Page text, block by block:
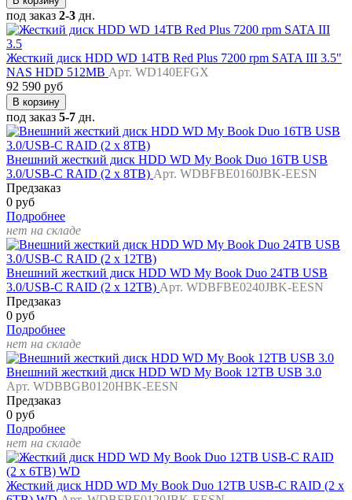
под заказ 2-3 дн.
Жесткий диск HDD WD 14TB Red Plus 7200 rpm SATA III 3.5"
NAS HDD 512MB Арт. WD140EFGX
92 590 руб
В корзину
под заказ 5-7 дн.
Внешний жесткий диск HDD WD My Book Duo 16TB USB
3.0/USB-C RAID (2 x 8TB) Арт. WDBFBE0160JBK-EESN
Предзаказ
0 руб
Подробнее
нет на складе
Внешний жесткий диск HDD WD My Book Duo 24TB USB
3.0/USB-C RAID (2 x 12TB) Арт. WDBFBE0240JBK-EESN
Предзаказ
0 руб
Подробнее
нет на складе
Внешний жесткий диск HDD WD My Book 12TB USB 3.0
Арт. WDBBGB0120HBK-EESN
Предзаказ
0 руб
Подробнее
нет на складе
Жесткий диск HDD WD My Book Duo 12TB USB-C RAID (2 x